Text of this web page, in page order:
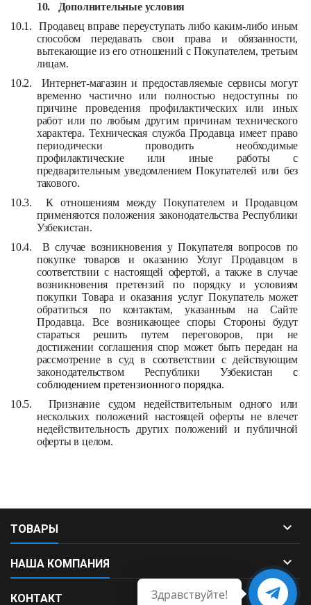
10.
Дополнительные условия
10.1.
Продавец вправе переуступать либо каким-либо иным
способом передавать свои права и обязанности,
вытекающие из его отношений с Покупателем, третьим
лицам.
10.2.
Интернет-магазин и предоставляемые сервисы могут
временно частично или полностью недоступны по
причине проведения профилактических или иных
работ или по любым другим причинам технического
характера. Техническая служба Продавца имеет право
периодически проводить необходимые
профилактические или иные работы с
предварительным уведомлением Покупателей или без
такового.
10.3.
К отношениям между Покупателем и Продавцом
применяются положения законодательства Республики
Узбекистан.
10.4.
В случае возникновения у Покупателя вопросов по
покупке товаров и оказанию Услуг Продавцом в
соответствии с настоящей офертой, а также в случае
возникновения претензий по порядку и условиям
покупки Товара и оказания услуг Покупатель может
обратиться по контактам, указанным на Сайте
Продавца. Все возникающее споры Стороны будут
стараться решить путем переговоров, при не
достижении соглашения спор может быть передан на
рассмотрение в суд в соответствии с действующим
законодательством Республики Узбекистан с
соблюдением претензионного порядка.
10.5.
Признание судом недействительным одного или
нескольких положений настоящей оферты не влечет
недействительность других положений и публичной
оферты в целом.
ТОВАРЫ 
НАША КОМПАНИЯ 
КОНТАКТ 
Здравствуйте!